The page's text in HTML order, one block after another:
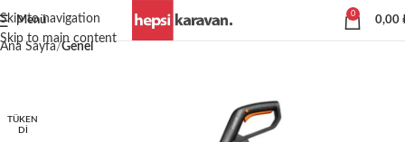
Skip to navigation
Skip to main content
Menü
0
0,00
Ana Sayfa Genel
TÜKEN
DI